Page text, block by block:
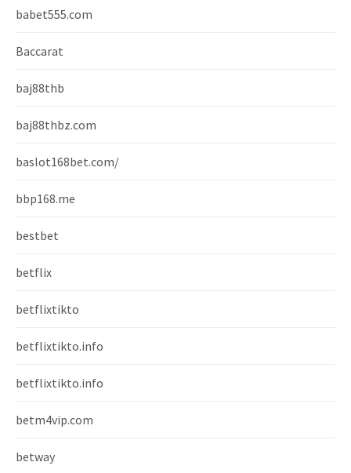
babet555.com
Baccarat
baj88thb
baj88thbz.com
baslot168bet.com/
bbp168.me
bestbet
betflix
betflixtikto
betflixtikto.info
betflixtikto.info
betm4vip.com
betway